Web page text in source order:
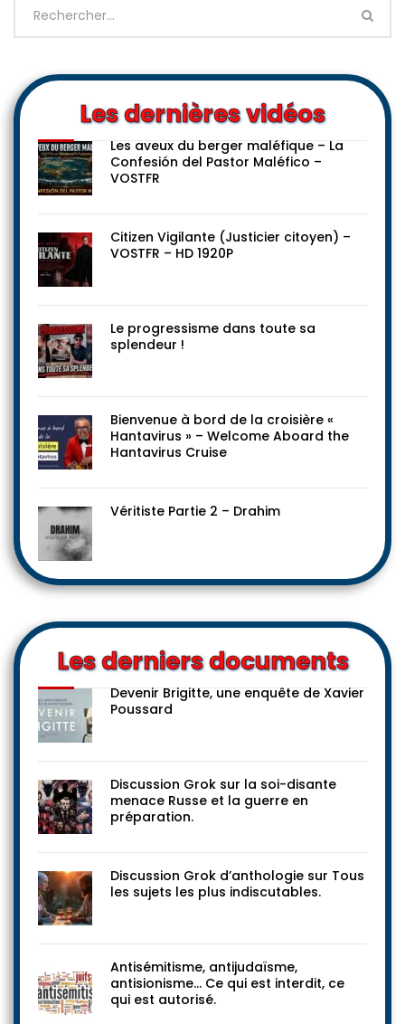
Les dernières vidéos
Les aveux du berger maléfique – La
Confesión del Pastor Maléfico –
VOSTFR
Citizen Vigilante (Justicier citoyen) –
VOSTFR – HD 1920P
Le progressisme dans toute sa
splendeur !
Bienvenue à bord de la croisière «
Hantavirus » – Welcome Aboard the
Hantavirus Cruise
Véritiste Partie 2 – Drahim
Les derniers documents
Devenir Brigitte, une enquête de Xavier
Poussard
Discussion Grok sur la soi-disante
menace Russe et la guerre en
préparation.
Discussion Grok d’anthologie sur Tous
les sujets les plus indiscutables.
Antisémitisme, antijudaïsme,
antisionisme… Ce qui est interdit, ce
qui est autorisé.